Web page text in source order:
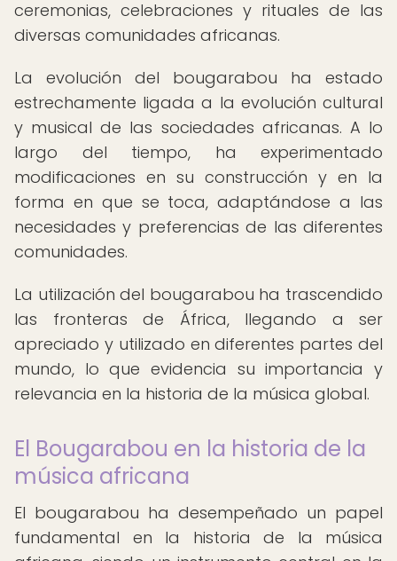
ceremonias, celebraciones y rituales de las
diversas comunidades africanas.
La evolución del bougarabou ha estado
estrechamente ligada a la evolución cultural
y musical de las sociedades africanas. A lo
largo del tiempo, ha experimentado
modificaciones en su construcción y en la
forma en que se toca, adaptándose a las
necesidades y preferencias de las diferentes
comunidades.
La utilización del bougarabou ha trascendido
las fronteras de África, llegando a ser
apreciado y utilizado en diferentes partes del
mundo, lo que evidencia su importancia y
relevancia en la historia de la música global.
El Bougarabou en la historia de la
música africana
El bougarabou ha desempeñado un papel
fundamental en la historia de la música